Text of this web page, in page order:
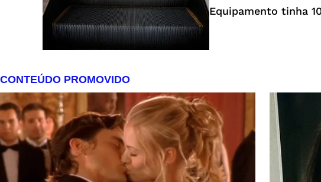
Equipamento tinha